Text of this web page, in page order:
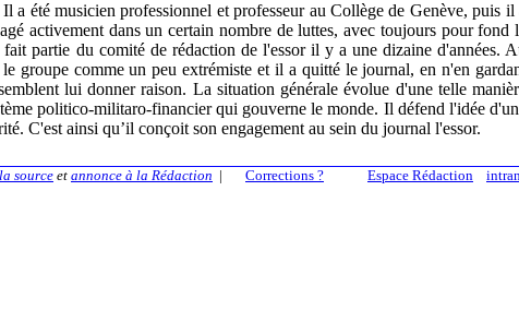
a été musicien professionnel et professeur au Collège de Genève, puis il
activement dans un certain nombre de luttes, avec toujours pour fond
partie du comité de rédaction de l'essor il y a une dizaine d'années.
groupe comme un peu extrémiste et il a quitté le journal, en n'en
lui donner raison. La situation générale évolue d'une telle
politico-militaro-financier qui gouverne le monde. Il défend l'idée
C'est ainsi qu’il conçoit son engagement au sein du journal l'essor.
Espace Rédaction
source et annonce à la Rédaction | Corrections ?